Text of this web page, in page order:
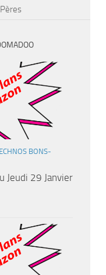
BONS-
Jeudi 29 Janvier